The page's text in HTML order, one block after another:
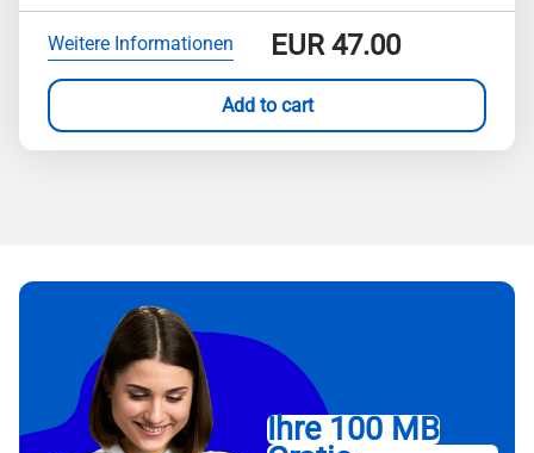
Weitere Informationen EUR47.00
Add to cart
Ihre 100 MB